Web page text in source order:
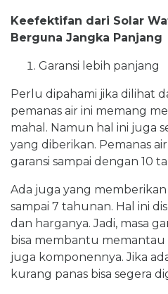
Keefektifan dari Solar
Berguna Jangka Panjang
Garansi lebih panjang
Perlu dipahami jika dilihat
pemanas air ini memang
mahal. Namun hal ini juga
yang diberikan. Pemanas
garansi sampai dengan 10
Ada juga yang memberikan
sampai 7 tahunan. Hal ini
dan harganya. Jadi, masa
bisa membantu memantau
juga komponennya. Jika
kurang panas bisa segera